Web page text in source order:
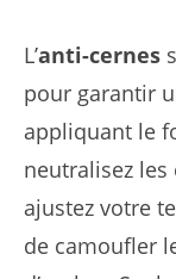
L’anti-cernes
pour garantir
appliquant le
neutralisez
ajustez votre
de camoufler